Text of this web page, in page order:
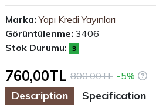
Description Specification
Marka: Yapı Kredi Yayınları
Görüntülenme: 3406
Stok Durumu:
3
760,00TL 800,00TL -5%